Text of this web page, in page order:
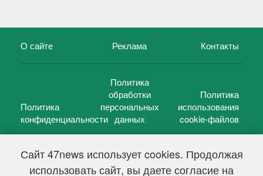
Сайт 47news использует cookies. Продолжая
использовать сайт, вы даете согласие на
О сайте Реклама Контакты
Политика
конфиденциальности
Политика
обработки
персональных
данных
Политика
использования
cookie-файлов